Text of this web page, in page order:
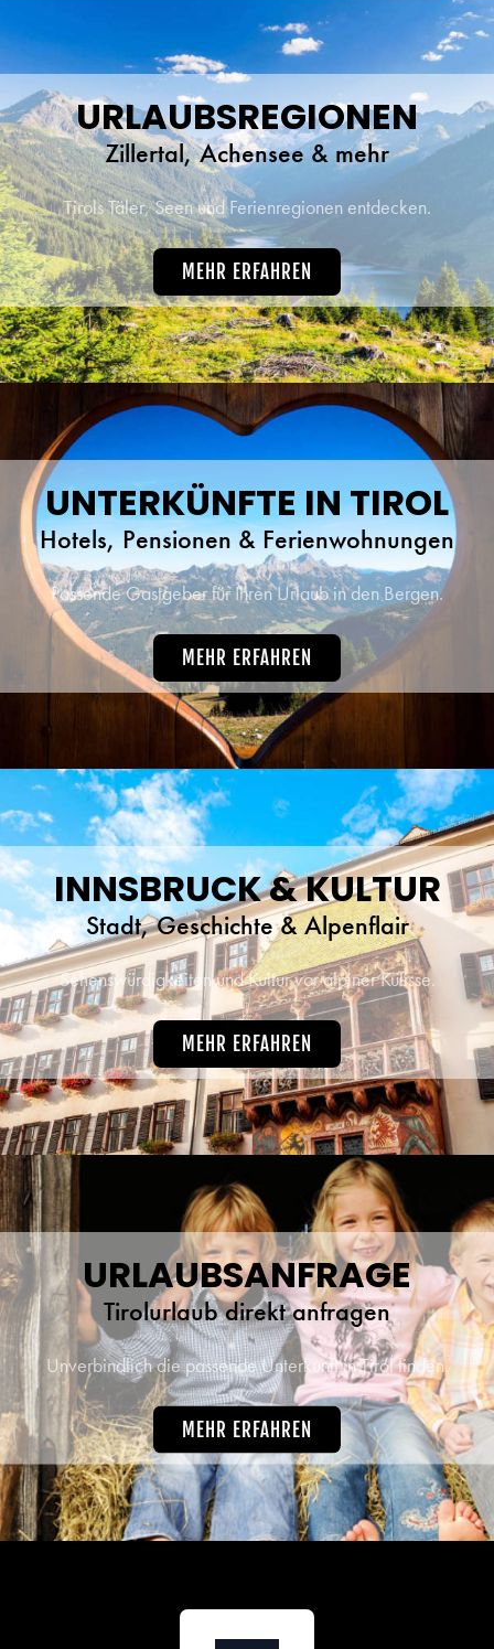
URLAUBSREGIONEN
Zillertal, Achensee & mehr
Tirols Täler, Seen und Ferienregionen entdecken.
MEHR ERFAHREN
UNTERKÜNFTE IN TIROL
Hotels, Pensionen & Ferienwohnungen
Passende Gastgeber für Ihren Urlaub in den Bergen.
MEHR ERFAHREN
INNSBRUCK & KULTUR
Stadt, Geschichte & Alpenflair
Sehenswürdigkeiten und Kultur vor alpiner Kulisse.
MEHR ERFAHREN
URLAUBSANFRAGE
Tirolurlaub direkt anfragen
Unverbindlich die passende Unterkunft in Tirol finden.
MEHR ERFAHREN